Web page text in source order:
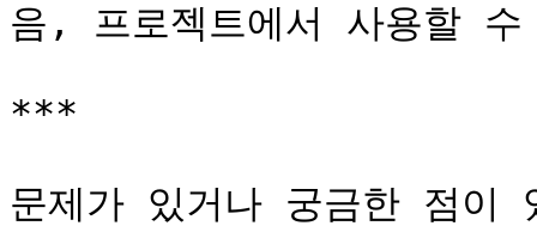
음, 프로젝트에서 사용할
***
문제가 있거나 궁금한 점이